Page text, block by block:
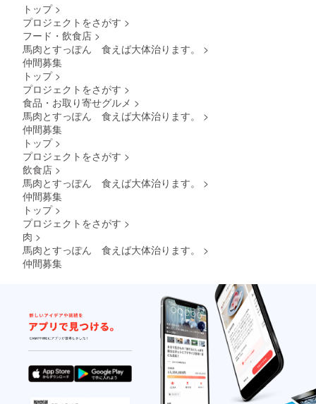
トップ >
プロジェクトをさがす >
フード・飲食店 >
馬肉とすっぽん 食えば大体治ります。
>
仲間募集
トップ >
プロジェクトをさがす >
食品・お取り寄せグルメ >
馬肉とすっぽん 食えば大体治ります。
>
仲間募集
トップ >
プロジェクトをさがす >
飲食店 >
馬肉とすっぽん 食えば大体治ります。
>
仲間募集
トップ >
プロジェクトをさがす >
肉 >
馬肉とすっぽん 食えば大体治ります。
>
仲間募集